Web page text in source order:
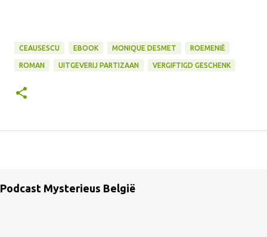
CEAUSESCU EBOOK MONIQUE DESMET ROEMENIË
ROMAN UITGEVERIJ PARTIZAAN VERGIFTIGD GESCHENK
Podcast Mysterieus België